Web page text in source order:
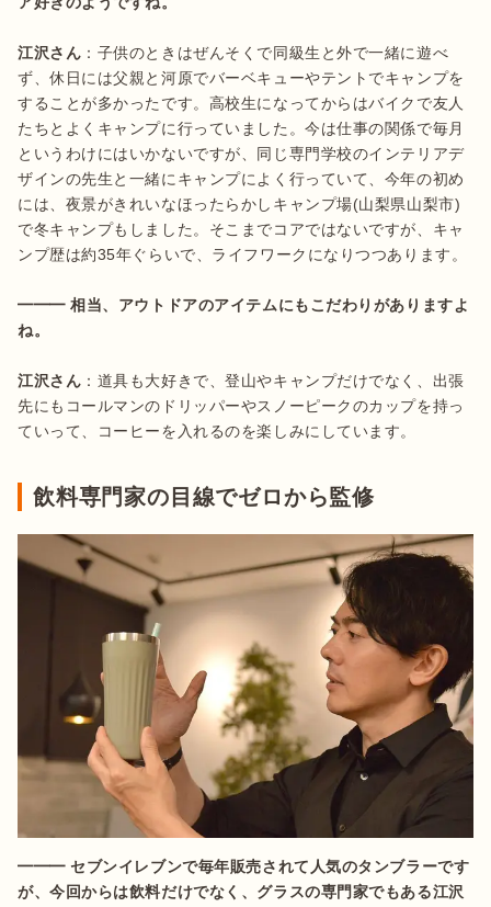
江沢さん ：子供のときはぜんそくで同級生と外で一緒に遊べ
ず、休日には父親と河原でバーベキューやテントでキャンプを
することが多かったです。高校生になってからはバイクで友人
たちとよくキャンプに行っていました。今は仕事の関係で毎月
というわけにはいかないですが、同じ専門学校のインテリアデ
ザインの先生と一緒にキャンプによく行っていて、今年の初め
には、夜景がきれいなほったらかしキャンプ場(山梨県山梨市)
で冬キャンプもしました。そこまでコアではないですが、キャ
ンプ歴は約35年ぐらいで、ライフワークになりつつあります。
━━━ 相当、アウトドアのアイテムにもこだわりがありますよ
江沢さん ：道具も大好きで、登山やキャンプだけでなく、出張
先にもコールマンのドリッパーやスノーピークのカップを持っ
ていって、コーヒーを入れるのを楽しみにしています。
飲料専門家の目線でゼロから監修
━━━ セブンイレブンで毎年販売されて人気のタンブラーです
が、今回からは飲料だけでなく、グラスの専門家でもある江沢